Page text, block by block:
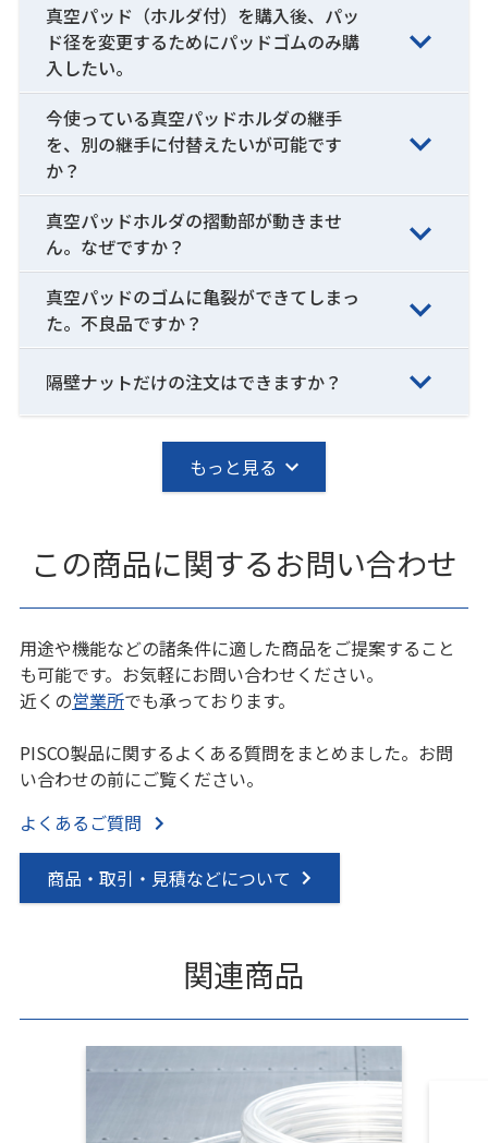
真空パッド（ホルダ付）を購入後、パッ
ド径を変更するためにパッドゴムのみ購
入したい。
今使っている真空パッドホルダの継手
を、別の継手に付替えたいが可能です
か？
真空パッドホルダの摺動部が動きませ
ん。なぜですか？
真空パッドのゴムに亀裂ができてしまっ
た。不良品ですか？
隔壁ナットだけの注文はできますか？
もっと見る
この商品に関するお問い合わせ
用途や機能などの諸条件に適した商品をご提案すること
も可能です。お気軽にお問い合わせください。
近くの営業所でも承っております。
PISCO製品に関するよくある質問をまとめました。お問
い合わせの前にご覧ください。
よくあるご質問
商品・取引・見積などについて
関連商品